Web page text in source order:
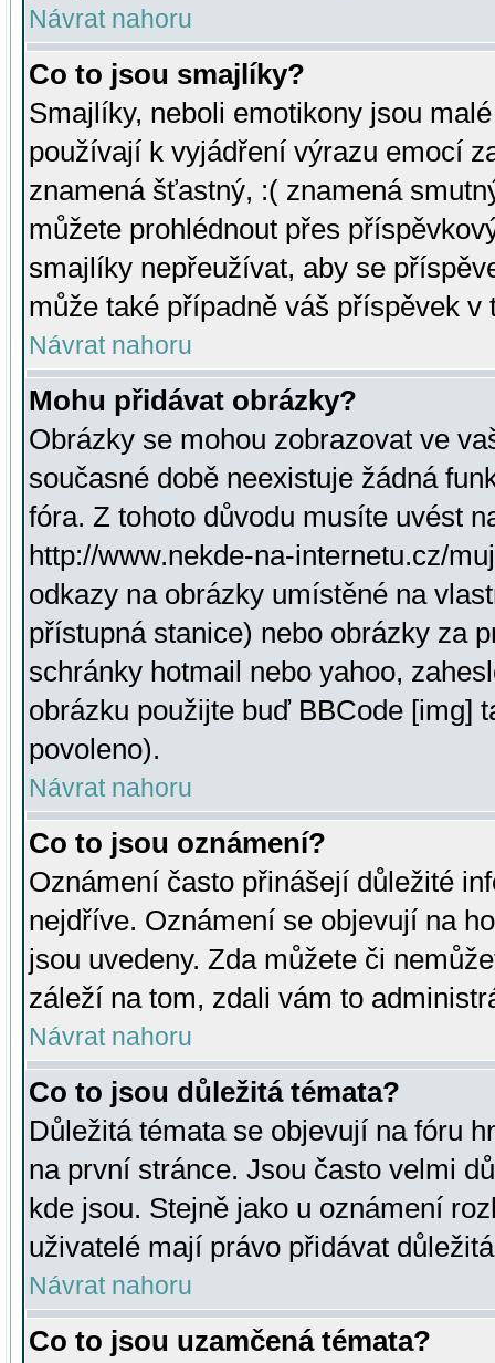
Návrat nahoru
Co to jsou smajlíky?
Smajlíky, neboli emotikony jsou
používají k vyjádření výrazu emocí
znamená šťastný, :( znamená
můžete prohlédnout přes
smajlíky nepřeužívat, aby se
může také případně váš příspěvek v
Návrat nahoru
Mohu přidávat obrázky?
Obrázky se mohou zobrazovat ve
současné době neexistuje žádná
fóra. Z tohoto důvodu musíte uvést
http://www.nekde-na-internetu.cz/
odkazy na obrázky umístěné na
přístupná stanice) nebo obrázky za
schránky hotmail nebo yahoo,
obrázku použijte buď BBCode [img]
povoleno).
Návrat nahoru
Co to jsou oznámení?
Oznámení často přinášejí důležité
nejdříve. Oznámení se objevují na
jsou uvedeny. Zda můžete či
záleží na tom, zdali vám to
Návrat nahoru
Co to jsou důležitá témata?
Důležitá témata se objevují na fóru
na první stránce. Jsou často velmi
kde jsou. Stejně jako u oznámení
uživatelé mají právo přidávat
Návrat nahoru
Co to jsou uzamčená témata?